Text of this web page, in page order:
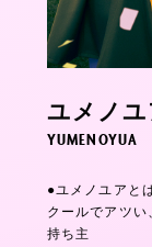
ユメノユ
YUMENOYUA
●ユメノユアと
クールでアツ
持ち主